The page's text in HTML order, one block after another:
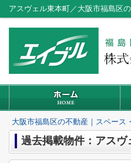
アスヴェル東本町／大阪市福島区
大阪市福島区の不動産｜スペース
過去掲載物件：アスヴ